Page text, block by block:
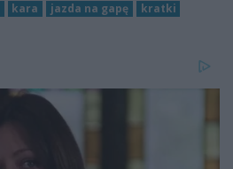
kara jazda na gapę
kratki